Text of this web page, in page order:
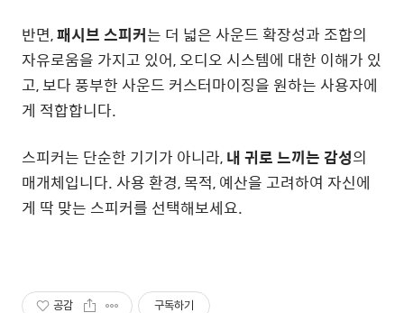
반면,패시브 스피커는 더 넓은 사운드 확장성과 조합의
자유로움을 가지고 있어, 오디오 시스템에 대한 이해가 있
고, 보다 풍부한 사운드 커스터마이징을 원하는 사용자에
게 적합합니다.
스피커는 단순한 기기가 아니라,내 귀로 느끼는 감성의
매개체입니다. 사용 환경, 목적, 예산을 고려하여 자신에
게 딱 맞는 스피커를 선택해보세요.
공감 구독하기